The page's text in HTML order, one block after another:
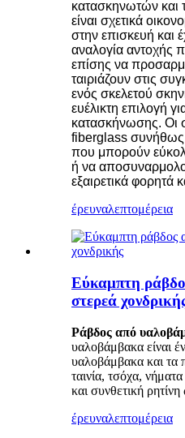
κατασκηνωτών και
είναι σχετικά
στην επισκευή και
αναλογία αντοχής
επίσης να
ταιριάζουν στις
ενός σκελετού
ευέλικτη επιλογή
κατασκήνωσης. Οι
fiberglass συνήθως
που μπορούν
ή να
εξαιρετικά φορητά
έρευναλεπτομέρεια
Εύκαμπτη
στερεά
Ράβδος από
υαλοβάμβακα είναι
υαλοβάμβακα και τα
ταινία, τσόχα,
και συνθετική
έρευναλεπτομέρεια